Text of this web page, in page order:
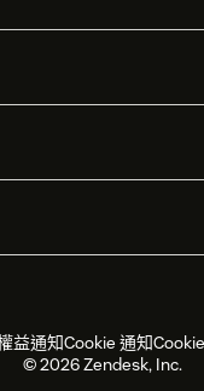
客戶入口網
者
專業服務
Zendesk基
勢
產品最新消
客戶服務中
益通知Cookie 通知
© 2026 Zendesk, Inc.